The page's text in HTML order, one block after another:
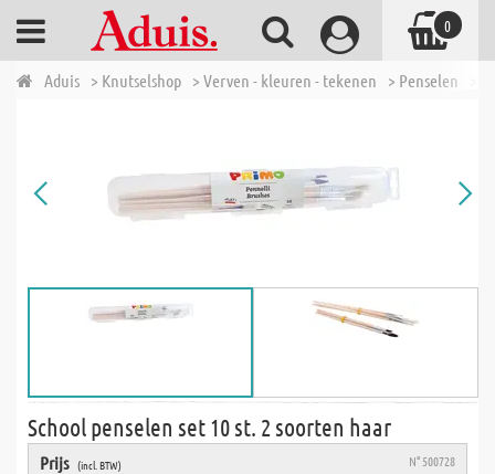
Aduis > Knutselshop > Verven - kleuren - tekenen > Penselen
School penselen set 10 st. 2 soorten haar
Prijs (incl. BTW) N° 500728
0